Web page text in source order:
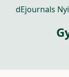
dEjournals